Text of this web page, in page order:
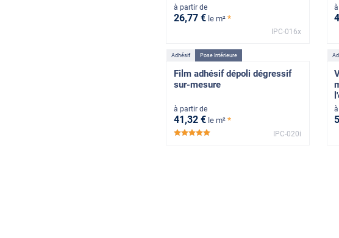
à partir de
26,77 € le m² *
IPC-016x
Adhésif Pose Intérieure
Film adhésif dépoli dégressif
sur-mesure
à partir de
41 ,32 € le m² *
IPC-020i